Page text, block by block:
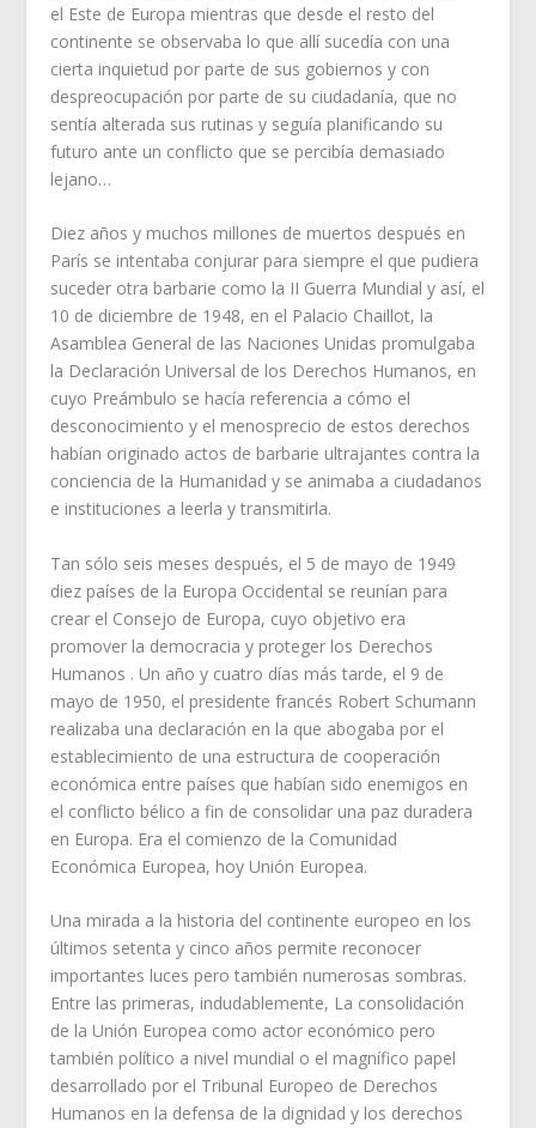
el Este de Europa mientras que desde el resto del
continente se observaba lo que allí sucedía con una
cierta inquietud por parte de sus gobiernos y con
despreocupación por parte de su ciudadanía, que no
sentía alterada sus rutinas y seguía planificando su
futuro ante un conflicto que se percibía demasiado
lejano…
Diez años y muchos millones de muertos después en
París se intentaba conjurar para siempre el que pudiera
suceder otra barbarie como la II Guerra Mundial y así, el
10 de diciembre de 1948, en el Palacio Chaillot, la
Asamblea General de las Naciones Unidas promulgaba
la Declaración Universal de los Derechos Humanos, en
cuyo Preámbulo se hacía referencia a cómo el
desconocimiento y el menosprecio de estos derechos
habían originado actos de barbarie ultrajantes contra la
conciencia de la Humanidad y se animaba a ciudadanos
e instituciones a leerla y transmitirla.
Tan sólo seis meses después, el 5 de mayo de 1949
diez países de la Europa Occidental se reunían para
crear el Consejo de Europa, cuyo objetivo era
promover la democracia y proteger los Derechos
Humanos . Un año y cuatro días más tarde, el 9 de
mayo de 1950, el presidente francés Robert Schumann
realizaba una declaración en la que abogaba por el
establecimiento de una estructura de cooperación
económica entre países que habían sido enemigos en
el conflicto bélico a fin de consolidar una paz duradera
en Europa. Era el comienzo de la Comunidad
Económica Europea, hoy Unión Europea.
Una mirada a la historia del continente europeo en los
últimos setenta y cinco años permite reconocer
importantes luces pero también numerosas sombras.
Entre las primeras, indudablemente, La consolidación
de la Unión Europea como actor económico pero
también político a nivel mundial o el magnífico papel
desarrollado por el Tribunal Europeo de Derechos
Humanos en la defensa de la dignidad y los derechos